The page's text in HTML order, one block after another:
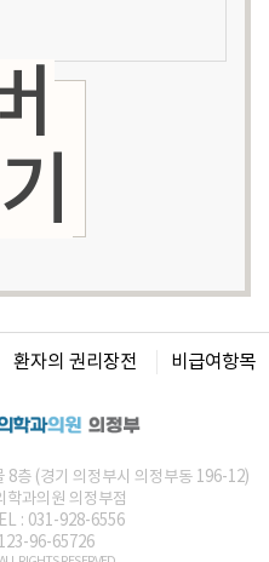
환자의 권리장전 비급여항목
8층 (경기 의정부시 의정부동 196-12)
학과의원 의정부점
: 031-928-6556
96-65726